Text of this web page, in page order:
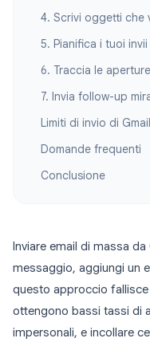
4. Scrivi oggetti che
5. Pianifica i tuoi
6. Traccia le
7. Invia follow-up
Limiti di invio di
Domande frequenti
Conclusione
Inviare email di massa
messaggio, aggiungi un
questo approccio
ottengono bassi tassi di
impersonali, e incollare